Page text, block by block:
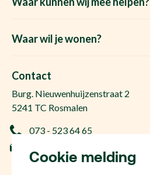
Cookie melding
Het Waare Huis zoekt
Gratis woningwaarde
Vraag de kosten op
Ervaringen
Taxatie
Waar wil je wonen?
Makelaar Den Bosch
Huis kopen Nuland
Huis kopen Berlicum
Huis kopen Vinkel
Huis kopen Kruisstraat
Contact
Burg. Nieuwenhuijzenstraat 2
5241 TC Rosmalen
073 - 523 64 65